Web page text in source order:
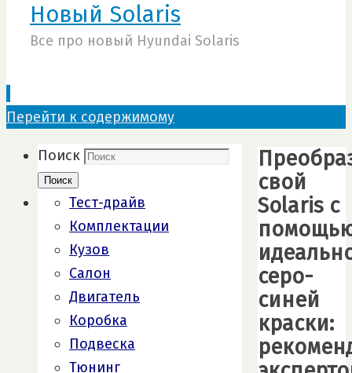
Новый Solaris
Все про новый Hyundai Solaris
Перейти к содержимому
свой
Solaris с
серо-
синей
краски:
Поиск
Поиск
Тест-драйв
Комплектации
Кузов
Салон
Двигатель
Коробка
Подвеска
Тюнинг